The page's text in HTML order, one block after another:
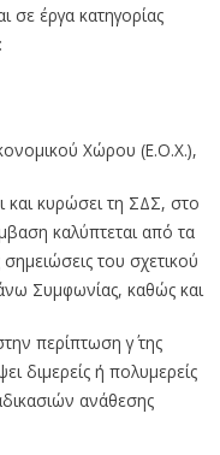
σε έργα κατηγορίας
Χώρου (Ε.Ο.Χ.),
και κυρώσει τη ΣΔΣ, στο
καλύπτεται από τα
του σχετικού
Συμφωνίας, καθώς και
περίπτωση γ΄ της
διμερείς ή πολυμερείς
ανάθεσης